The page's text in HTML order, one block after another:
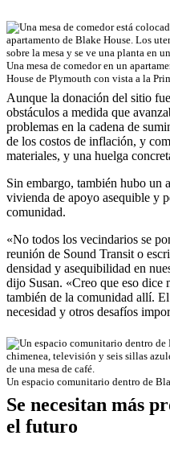
Una mesa de comedor en un
House de Plymouth con vista a la
Aunque la donación del sitio
obstáculos a medida que
problemas en la cadena de
de los costos de inflación, y
materiales, y una huelga
Sin embargo, también hubo un
vivienda de apoyo asequible y
comunidad.
«No todos los vecindarios se
reunión de Sound Transit o
densidad y asequibilidad en
dijo Susan. «Creo que eso dice
también de la comunidad allí.
necesidad y otros desafíos
Un espacio comunitario dentro de
Se necesitan más
el futuro